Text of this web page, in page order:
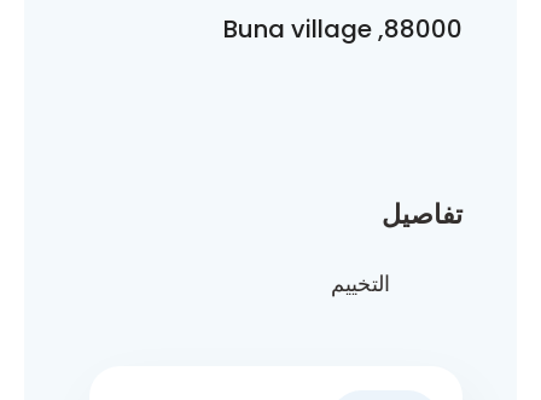
تفاصيل
التخييم
88000, Buna village